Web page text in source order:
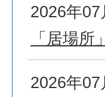
2026年07
「居場
2026年07